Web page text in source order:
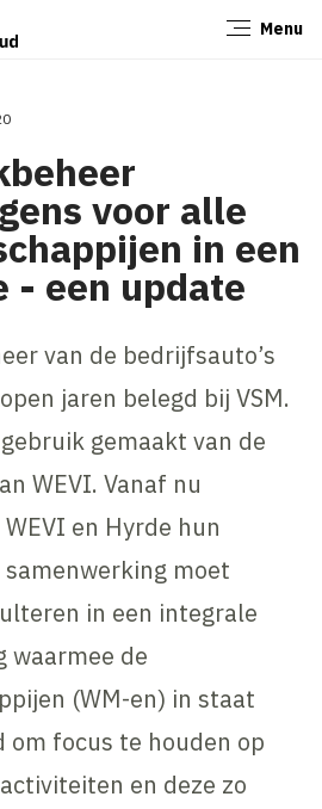
Menu
voor alle
in een
- een update
van de bedrijfsauto’s
jaren belegd bij VSM.
gemaakt van de
WEVI. Vanaf nu
en Hyrde hun
samenwerking moet
in een integrale
waarmee de
(WM-en) in staat
om focus te houden op
en deze zo
Sluiten